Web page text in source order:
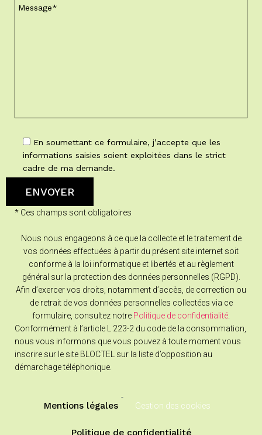
En soumettant ce formulaire, j’accepte que les
informations saisies soient exploitées dans le strict
cadre de ma demande.
* Ces champs sont obligatoires
Nous nous engageons à ce que la collecte et le traitement de
vos données effectuées à partir du présent site internet soit
conforme à la loi informatique et libertés et au règlement
général sur la protection des données personnelles (RGPD).
Afin d’exercer vos droits, notamment d’accès, de correction ou
de retrait de vos données personnelles collectées via ce
formulaire, consultez notre Politique de confidentialité
Conformément à l’article L 223-2 du code de la consommation,
nous vous informons que vous pouvez à toute moment vous
inscrire sur le site BLOCTEL sur la liste d’opposition au
démarchage téléphonique.
Mentions légales
-
Gestion des cookies
Politique de confidentialité